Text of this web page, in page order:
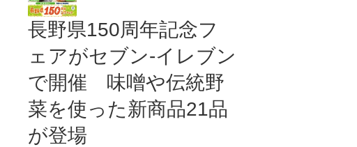
長野県150周年記念フ
ェアがセブン-イレブン
で開催 味噌や伝統野
菜を使った新商品21品
が登場